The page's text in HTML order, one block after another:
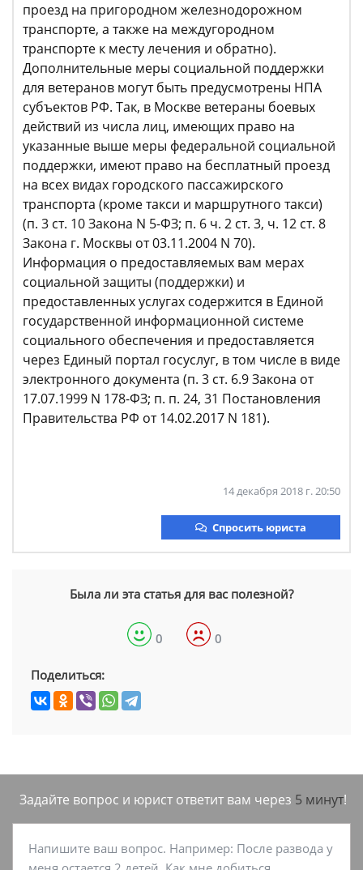
проезд на пригородном железнодорожном
транспорте, а также на междугородном
транспорте к месту лечения и обратно).
Дополнительные меры социальной поддержки
для ветеранов могут быть предусмотрены НПА
субъектов РФ. Так, в Москве ветераны боевых
действий из числа лиц, имеющих право на
указанные выше меры федеральной социальной
поддержки, имеют право на бесплатный проезд
на всех видах городского пассажирского
транспорта (кроме такси и маршрутного такси)
(п. 3 ст. 10 Закона N 5-ФЗ; п. 6 ч. 2 ст. 3, ч. 12 ст. 8
Закона г. Москвы от 03.11.2004 N 70).
Информация о предоставляемых вам мерах
социальной защиты (поддержки) и
предоставленных услугах содержится в Единой
государственной информационной системе
социального обеспечения и предоставляется
через Единый портал госуслуг, в том числе в виде
электронного документа (п. 3 ст. 6.9 Закона от
17.07.1999 N 178-ФЗ; п. п. 24, 31 Постановления
Правительства РФ от 14.02.2017 N 181).
14 декабря 2018 г. 20:50
Спросить юриста
Была ли эта статья для вас полезной?
0 0
Поделиться:
Задайте вопрос и юрист ответит вам через 5 минут!